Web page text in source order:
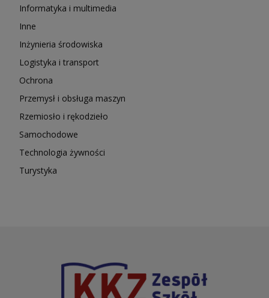
Informatyka i multimedia
Inne
Inżynieria środowiska
Logistyka i transport
Ochrona
Przemysł i obsługa maszyn
Rzemiosło i rękodzieło
Samochodowe
Technologia żywności
Turystyka